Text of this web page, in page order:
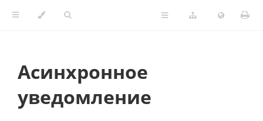
Асинхронное
уведомление